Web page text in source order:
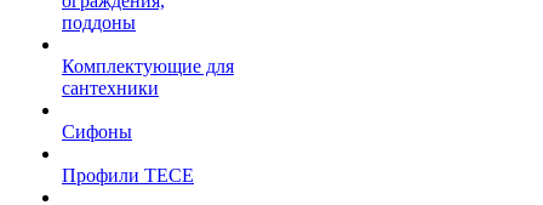
поддоны
Комплектующие для
сантехники
Сифоны
Профили TECE